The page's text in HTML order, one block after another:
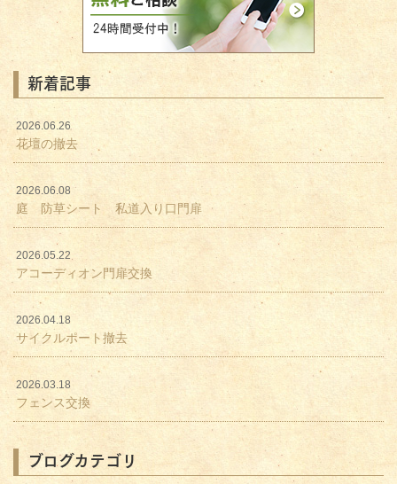
新着記事
2026.06.26
花壇の撤去
2026.06.08
庭 防草シート 私道入り口門扉
2026.05.22
アコーディオン門扉交換
2026.04.18
サイクルポート撤去
2026.03.18
フェンス交換
ブログカテゴリ